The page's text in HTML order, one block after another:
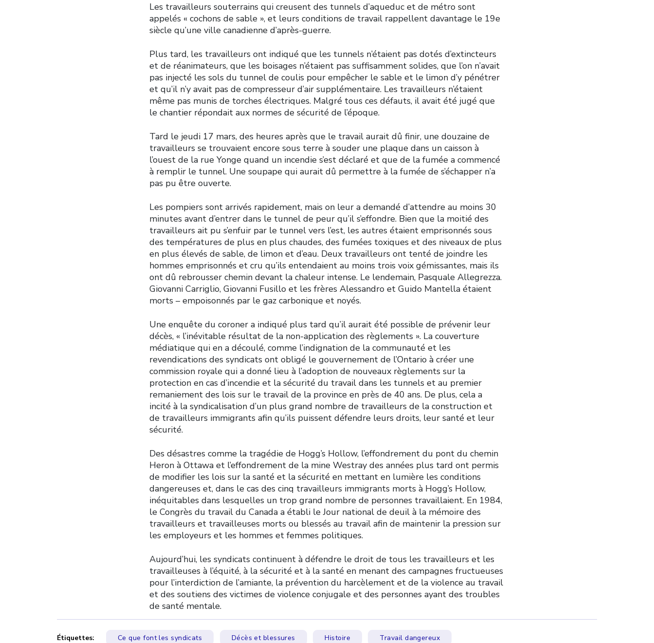
Les travailleurs souterrains qui creusent des tunnels d’aqueduc et de métro sont
appelés « cochons de sable », et leurs conditions de travail rappellent davantage le 19e
siècle qu’une ville canadienne d’après-guerre.
Plus tard, les travailleurs ont indiqué que les tunnels n’étaient pas dotés d’extincteurs
et de réanimateurs, que les boisages n’étaient pas suffisamment solides, que l’on n’avait
pas injecté les sols du tunnel de coulis pour empêcher le sable et le limon d’y pénétrer
et qu’il n’y avait pas de compresseur d’air supplémentaire. Les travailleurs n’étaient
même pas munis de torches électriques. Malgré tous ces défauts, il avait été jugé que
le chantier répondait aux normes de sécurité de l’époque.
Tard le jeudi 17 mars, des heures après que le travail aurait dû finir, une douzaine de
travailleurs se trouvaient encore sous terre à souder une plaque dans un caisson à
l’ouest de la rue Yonge quand un incendie s’est déclaré et que de la fumée a commencé
à remplir le tunnel. Une soupape qui aurait dû permettre à la fumée de s’échapper n’a
pas pu être ouverte.
Les pompiers sont arrivés rapidement, mais on leur a demandé d’attendre au moins 30
minutes avant d’entrer dans le tunnel de peur qu’il s’effondre. Bien que la moitié des
travailleurs ait pu s’enfuir par le tunnel vers l’est, les autres étaient emprisonnés sous
des températures de plus en plus chaudes, des fumées toxiques et des niveaux de plus
en plus élevés de sable, de limon et d’eau. Deux travailleurs ont tenté de joindre les
hommes emprisonnés et cru qu’ils entendaient au moins trois voix gémissantes, mais ils
ont dû rebrousser chemin devant la chaleur intense. Le lendemain, Pasquale Allegrezza.
Giovanni Carriglio, Giovanni Fusillo et les frères Alessandro et Guido Mantella étaient
morts – empoisonnés par le gaz carbonique et noyés.
Une enquête du coroner a indiqué plus tard qu’il aurait été possible de prévenir leur
décès, « l’inévitable résultat de la non-application des règlements ». La couverture
médiatique qui en a découlé, comme l’indignation de la communauté et les
revendications des syndicats ont obligé le gouvernement de l’Ontario à créer une
commission royale qui a donné lieu à l’adoption de nouveaux règlements sur la
protection en cas d’incendie et la sécurité du travail dans les tunnels et au premier
remaniement des lois sur le travail de la province en près de 40 ans. De plus, cela a
incité à la syndicalisation d’un plus grand nombre de travailleurs de la construction et
de travailleurs immigrants afin qu’ils puissent défendre leurs droits, leur santé et leur
sécurité.
Des désastres comme la tragédie de Hogg’s Hollow, l’effondrement du pont du chemin
Heron à Ottawa et l’effondrement de la mine Westray des années plus tard ont permis
de modifier les lois sur la santé et la sécurité en mettant en lumière les conditions
dangereuses et, dans le cas des cinq travailleurs immigrants morts à Hogg’s Hollow,
inéquitables dans lesquelles un trop grand nombre de personnes travaillaient. En 1984,
le Congrès du travail du Canada a établi le Jour national de deuil à la mémoire des
travailleurs et travailleuses morts ou blessés au travail afin de maintenir la pression sur
les employeurs et les hommes et femmes politiques.
Aujourd’hui, les syndicats continuent à défendre le droit de tous les travailleurs et les
travailleuses à l’équité, à la sécurité et à la santé en menant des campagnes fructueuses
pour l’interdiction de l’amiante, la prévention du harcèlement et de la violence au travail
et des soutiens des victimes de violence conjugale et des personnes ayant des troubles
de santé mentale.
Étiquettes: Ce que font les syndicats Décès et blessures Histoire Travail dangereux